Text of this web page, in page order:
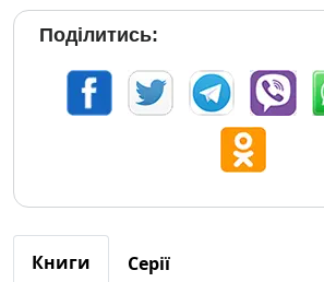
Поділитись:
Книги Серії